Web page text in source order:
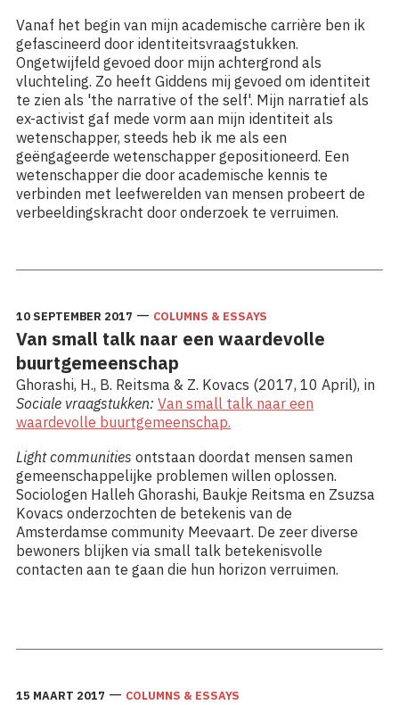
Vanaf het begin van mijn academische carrière ben ik
gefascineerd door identiteitsvraagstukken.
Ongetwijfeld gevoed door mijn achtergrond als
vluchteling. Zo heeft Giddens mij gevoed om identiteit
te zien als 'the narrative of the self'. Mijn narratief als
ex-activist gaf mede vorm aan mijn identiteit als
wetenschapper, steeds heb ik me als een
geëngageerde wetenschapper gepositioneerd. Een
wetenschapper die door academische kennis te
verbinden met leefwerelden van mensen probeert de
verbeeldingskracht door onderzoek te verruimen.
10 SEPTEMBER 2017 — COLUMNS & ESSAYS
Van small talk naar een waardevolle
buurtgemeenschap
Ghorashi, H., B. Reitsma & Z. Kovacs (2017, 10 April), in
Sociale vraagstukken: Van small talk naar een
waardevolle buurtgemeenschap.
Light communities ontstaan doordat mensen samen
gemeenschappelijke problemen willen oplossen.
Sociologen Halleh Ghorashi, Baukje Reitsma en Zsuzsa
Kovacs onderzochten de betekenis van de
Amsterdamse community Meevaart. De zeer diverse
bewoners blijken via small talk betekenisvolle
contacten aan te gaan die hun horizon verruimen.
15 MAART 2017 — COLUMNS & ESSAYS